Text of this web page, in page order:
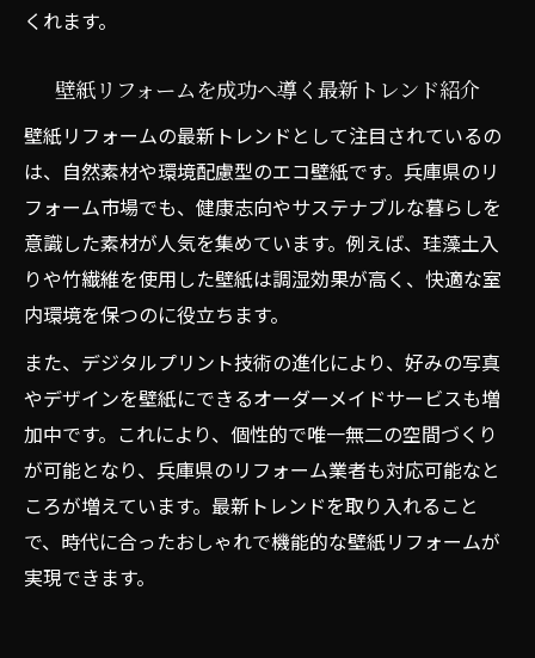
くれます。
壁紙リフォームを成功へ導く最新トレンド紹介
壁紙リフォームの最新トレンドとして注目されているの
は、自然素材や環境配慮型のエコ壁紙です。兵庫県のリ
フォーム市場でも、健康志向やサステナブルな暮らしを
意識した素材が人気を集めています。例えば、珪藻土入
りや竹繊維を使用した壁紙は調湿効果が高く、快適な室
内環境を保つのに役立ちます。
また、デジタルプリント技術の進化により、好みの写真
やデザインを壁紙にできるオーダーメイドサービスも増
加中です。これにより、個性的で唯一無二の空間づくり
が可能となり、兵庫県のリフォーム業者も対応可能なと
ころが増えています。最新トレンドを取り入れること
で、時代に合ったおしゃれで機能的な壁紙リフォームが
実現できます。